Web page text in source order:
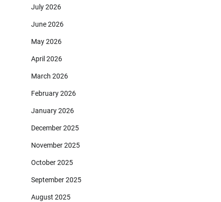
July 2026
June 2026
May 2026
April 2026
March 2026
February 2026
January 2026
December 2025
November 2025
October 2025
September 2025
August 2025